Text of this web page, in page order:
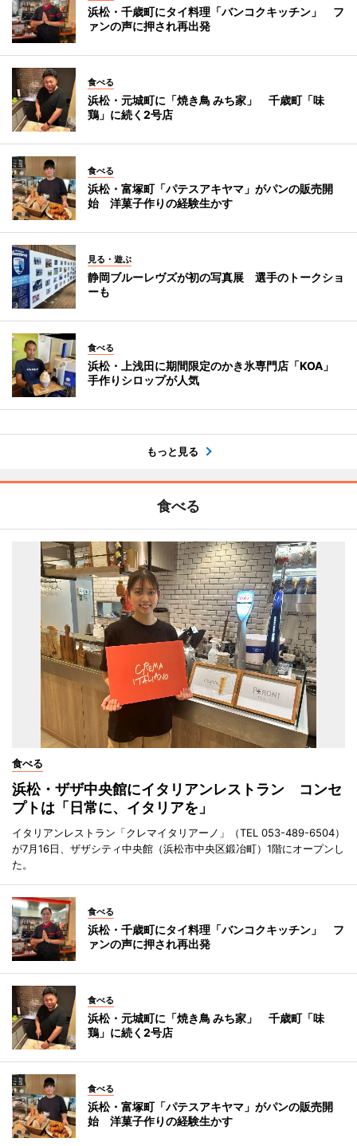
浜松・千歳町にタイ料理「バンコクキッチン」 フ
ァンの声に押され再出発
食べる
浜松・元城町に「焼き鳥 みち家」 千歳町「味
鶏」に続く2号店
食べる
浜松・富塚町「パテスアキヤマ」がパンの販売開
始 洋菓子作りの経験生かす
見る・遊ぶ
静岡ブルーレヴズが初の写真展 選手のトークショ
ーも
食べる
浜松・上浅田に期間限定のかき氷専門店「KOA」
手作りシロップが人気
もっと見る
食べる
食べる
浜松・ザザ中央館にイタリアンレストラン コンセ
プトは「日常に、イタリアを」
イタリアンレストラン「クレマイタリアーノ」（TEL 053-489-6504）
が7月16日、ザザシティ中央館（浜松市中央区鍛冶町）1階にオープンし
た。
食べる
浜松・千歳町にタイ料理「バンコクキッチン」 フ
ァンの声に押され再出発
食べる
浜松・元城町に「焼き鳥 みち家」 千歳町「味
鶏」に続く2号店
食べる
浜松・富塚町「パテスアキヤマ」がパンの販売開
始 洋菓子作りの経験生かす